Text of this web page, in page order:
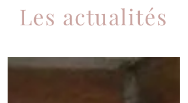
Les actualités